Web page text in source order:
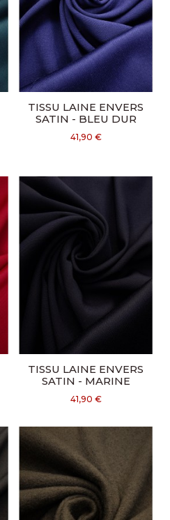
TISSU LAINE ENVERS
SATIN - BLEU DUR
41,90 €
TISSU LAINE ENVERS
SATIN - MARINE
41,90 €